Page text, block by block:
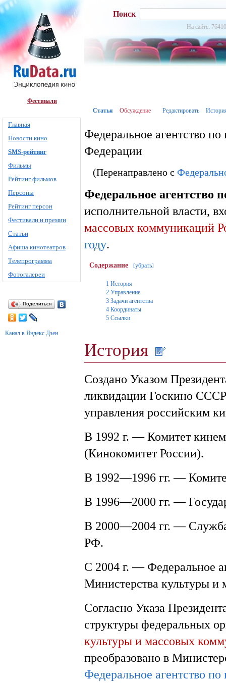
Фестивали
Главная
Новости кино
SMS-рейтинг
Фильмы
Рейтинг фильмов
Персоны
Рейтинг персон
Фестивали и премии
Статьи
Афиша кинотеатров
Телепрограмма
Фотогалереи
Поделиться
Канал в Яндекс.Дзен
Поиск
На сайте:
Статья Обсуждение Редактировать
Федеральное агентство
Федерации
(Перенаправлено с
Федеральное агентство
исполнительной власти,
массовых коммуникаций
году.
Содержание [убрать]
1 История
2 Управление
3 Задачи агентства
4 Координаты
5 Ссылки
История
Создано Указом
ликвидации Госкино СССР
управления российским
В 1992 г. — Комитет
(Кинокомитет России).
В 1992—1996 гг. —
В 1996—2000 гг. —
В 2000—2004 гг. —
РФ.
С 2004 г. — Федеральное
Министерства культуры
Согласно Указа
структуры федеральных
культуры и массовых
преобразовано в
Федеральное агентство